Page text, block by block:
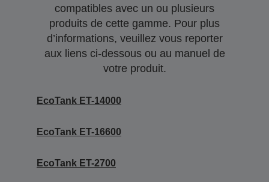
compatibles avec un ou plusieurs
produits de cette gamme. Pour plus
d’informations, veuillez vous reporter
aux liens ci-dessous ou au manuel de
votre produit.
EcoTank ET-14000
EcoTank ET-16600
EcoTank ET-2700